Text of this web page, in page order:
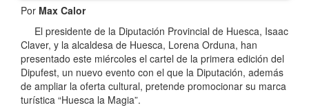
Por Max Calor
El presidente de la Diputación Provincial de Huesca, Isaac
Claver, y la alcaldesa de Huesca, Lorena Orduna, han
presentado este miércoles el cartel de la primera edición del
Dipufest, un nuevo evento con el que la Diputación, además
de ampliar la oferta cultural, pretende promocionar su marca
turística “Huesca la Magia”.